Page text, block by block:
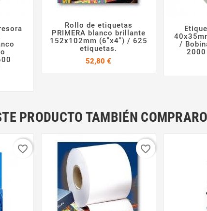
 
Rollo de etiquetas
PRIMERA blanco brillante
152x102mm (6"x4") / 625
etiquetas.
52,80 €
/
PRODUCTO TAMBIÉN
favorite_border favorite_border